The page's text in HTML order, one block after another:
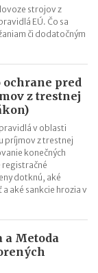
strojov z
EÚ. Čo sa
či dodatočným
ochrane pred
z trestnej
v oblasti
príjmov z trestnej
konečných
registračné
dotknú, aké
aké sankcie hrozia v
a Metoda